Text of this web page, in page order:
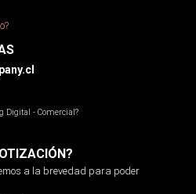
Digital - Comercial?
a la brevedad para poder